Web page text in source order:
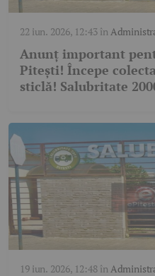
22 iun. 2026, 12:43în
Anunț important
Pitești! Începe
sticlă! Salubritate
19 iun. 2026, 12:48în